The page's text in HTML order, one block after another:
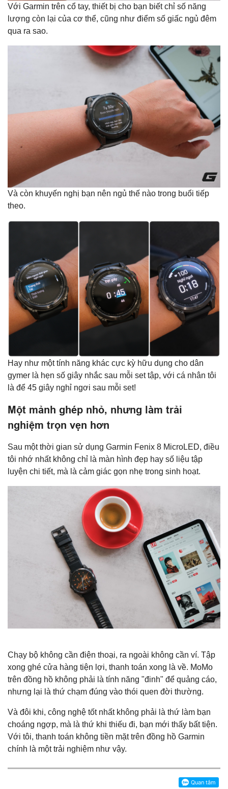
Với Garmin trên cổ tay, thiết bị cho bạn biết chỉ số năng
lượng còn lại của cơ thể, cũng như điểm số giấc ngủ đêm
qua ra sao.
Và còn khuyến nghị bạn nên ngủ thế nào trong buổi tiếp
theo.
Hay như một tính năng khác cực kỳ hữu dụng cho dân
gymer là hẹn số giây nhắc sau mỗi set tập, với cá nhân tôi
là để 45 giây nghỉ ngơi sau mỗi set!
Một mảnh ghép nhỏ, nhưng làm trải
nghiệm trọn vẹn hơn
Sau một thời gian sử dụng Garmin Fenix 8 MicroLED, điều
tôi nhớ nhất không chỉ là màn hình đẹp hay số liệu tập
luyện chi tiết, mà là cảm giác gọn nhẹ trong sinh hoạt.
Chạy bộ không cần điện thoại, ra ngoài không cần ví. Tập
xong ghé cửa hàng tiện lợi, thanh toán xong là về. MoMo
trên đồng hồ không phải là tính năng "đinh" để quảng cáo,
nhưng lại là thứ chạm đúng vào thói quen đời thường.
Và đôi khi, công nghệ tốt nhất không phải là thứ làm bạn
choáng ngợp, mà là thứ khi thiếu đi, bạn mới thấy bất tiện.
Với tôi, thanh toán không tiền mặt trên đồng hồ Garmin
chính là một trải nghiệm như vậy.